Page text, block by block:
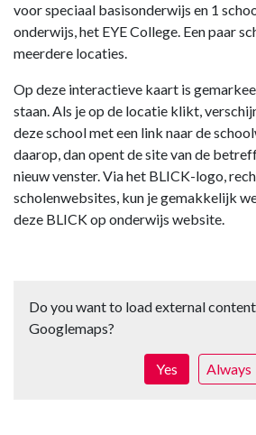
voor speciaal basisonderwijs en 1
onderwijs, het EYE College. Een paar
meerdere locaties.
Op deze interactieve kaart is
staan. Als je op de locatie klikt,
deze school met een link naar de
daarop, dan opent de site van de
nieuw venster. Via het BLICK-logo,
scholenwebsites, kun je gemakkelijk
deze BLICK op onderwijs website.
Do you want to load external
Googlemaps?
Yes Always